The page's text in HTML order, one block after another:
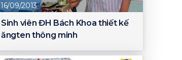
16/09/2013
Sinh viên ĐH Bách Khoa thiết kế
ăngten thông minh